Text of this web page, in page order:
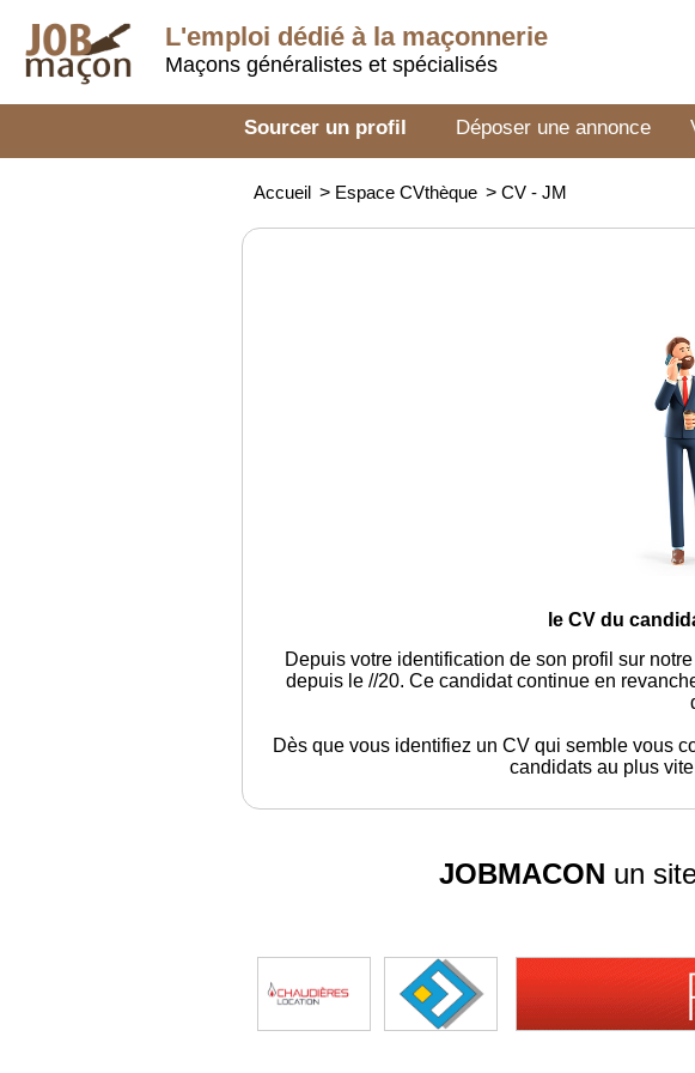
L'emploi dédié à la maçonnerie
Maçons généralistes et spécialisés
Sourcer un profil Déposer une annonce
Accueil > Espace CVthèque > CV - JM
le CV du
Depuis votre identification de son profil sur
depuis le //20. Ce candidat continue en
Dès que vous identifiez un CV qui semble vous
candidats au plus
JOBMACON un